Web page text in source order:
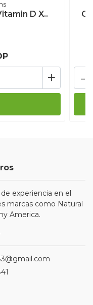
D X..
+ -
experiencia en el
marcas como Natural
America.